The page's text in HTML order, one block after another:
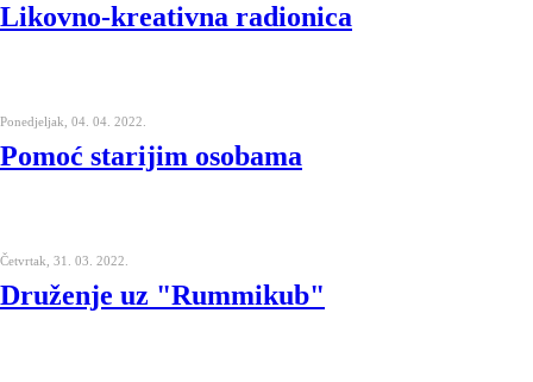
Likovno-kreativna radionica
Ponedjeljak, 04. 04. 2022.
Pomoć starijim osobama
Četvrtak, 31. 03. 2022.
Druženje uz "Rummikub"